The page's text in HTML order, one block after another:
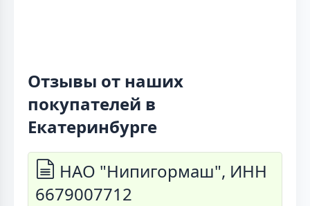
Отзывы от наших
покупателей в
Екатеринбурге
НАО "Нипигормаш", ИНН
6679007712